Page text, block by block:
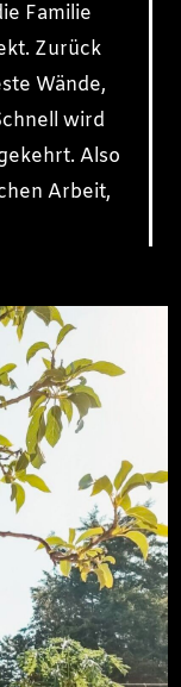
Familie
Zurück
Wände,
wird
Also
Arbeit,